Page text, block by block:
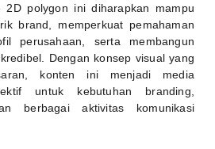
2D polygon ini diharapkan mampu
brand, memperkuat pemahaman
perusahaan, serta membangun
Dengan konsep visual yang
konten ini menjadi media
untuk kebutuhan branding,
berbagai aktivitas komunikasi